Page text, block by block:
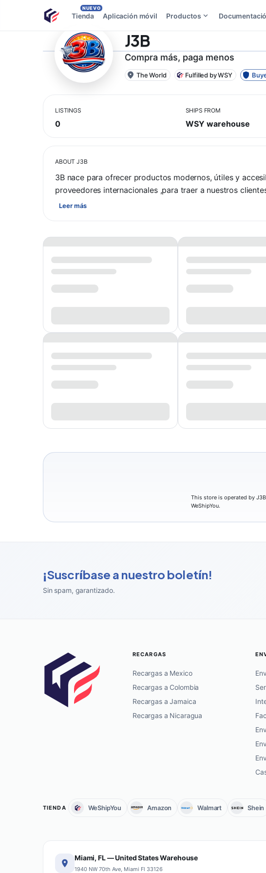
Tienda
NUEVO
Aplicación móvil Productos
J3B
Compra más, paga menos
The World Fulfilled by WSY
LISTINGS
0
SHIPS FROM
WSY warehouse
ABOUTJ3B
3B nace para ofrecer productos modernos, útiles y
proveedores internacionales ,para traer a nuestros
Leer más
This store is operated by
WeShipYou.
¡Suscríbase a nuestro boletín!
Sin spam, garantizado.
RECARGAS
Recargas a Mexico
Recargas a Colombia
Recargas a Jamaica
Recargas a Nicaragua
TIENDA WeShipYou Amazon Walmart Shein
Miami, FL — United States Warehouse
1940 NW 70th Ave, Miami Fl 33126